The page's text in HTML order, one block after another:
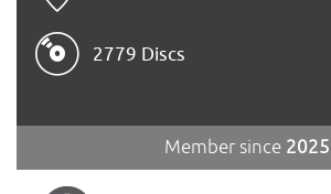
2779 Discs
Member since 2025